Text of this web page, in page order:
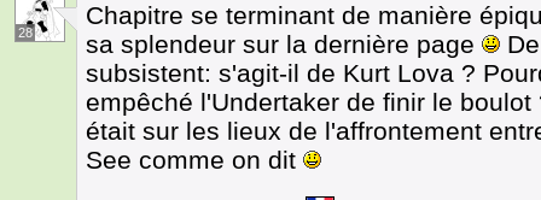
28
Chapitre se terminant de manière
sa splendeur sur la dernière page
subsistent: s'agit-il de Kurt Lova ?
empêché l'Undertaker de finir le
était sur les lieux de l'affrontement
See comme on dit